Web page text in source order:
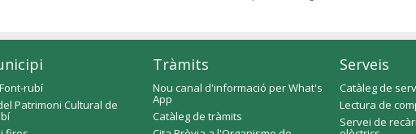
rubí
Patrimoni Cultural de
Tràmits
Nou canal d'informació per What's
App
Catàleg de tràmits
Serveis
Catàleg de
Lectura de
Servei de